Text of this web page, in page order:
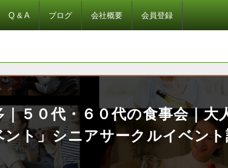
Q & A ブログ 会社概要 会員登録
５０代・６０代の食事会｜大
ント」シニアサークルイベン